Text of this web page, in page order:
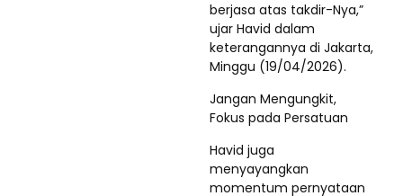
berjasa atas takdir-Nya,”
ujar Havid dalam
keterangannya di Jakarta,
Minggu (19/04/2026).
Jangan Mengungkit,
Fokus pada Persatuan
Havid juga
menyayangkan
momentum pernyataan